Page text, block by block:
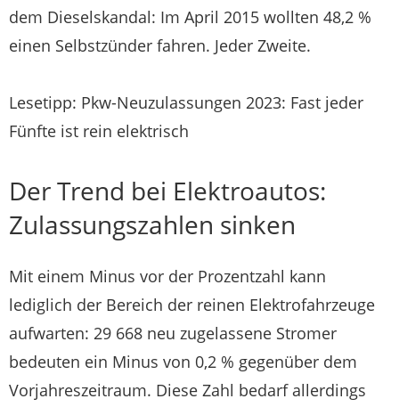
dem Dieselskandal: Im April 2015 wollten 48,2 %
einen Selbstzünder fahren. Jeder Zweite.
Lesetipp: Pkw-Neuzulassungen 2023: Fast jeder
Fünfte ist rein elektrisch
Der Trend bei Elektroautos:
Zulassungszahlen sinken
Mit einem Minus vor der Prozentzahl kann
lediglich der Bereich der reinen Elektrofahrzeuge
aufwarten: 29 668 neu zugelassene Stromer
bedeuten ein Minus von 0,2 % gegenüber dem
Vorjahreszeitraum. Diese Zahl bedarf allerdings